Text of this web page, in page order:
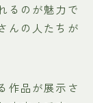
るのが魅力で
んの人たちが
作品が展示さ